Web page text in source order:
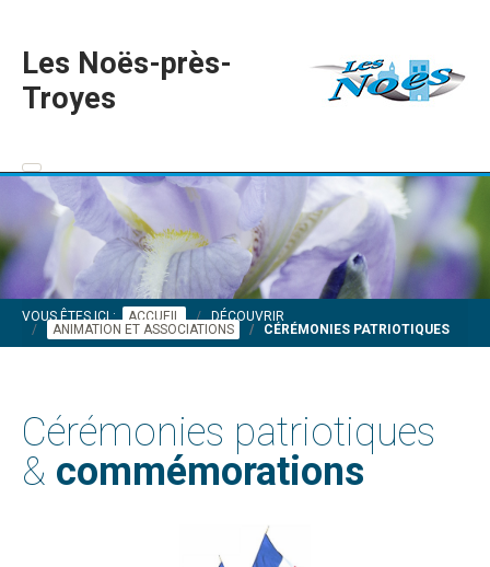
Les Noës-près-
Troyes
VOUS ÊTES ICI : ACCUEIL
DÉCOUVRIR
ANIMATION ET ASSOCIATIONS
CÉRÉMONIES PATRIOTIQUES
Cérémonies patriotiques
& commémorations